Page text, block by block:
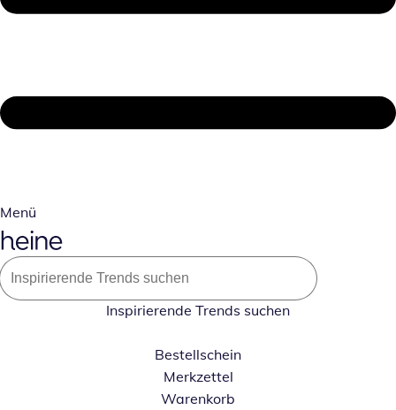
Menü
Inspirierende Trends suchen
Bestellschein
Merkzettel
Warenkorb